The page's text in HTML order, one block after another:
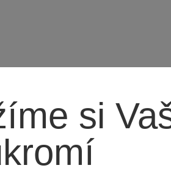
malé konstruktéry a milovníky aut,
si